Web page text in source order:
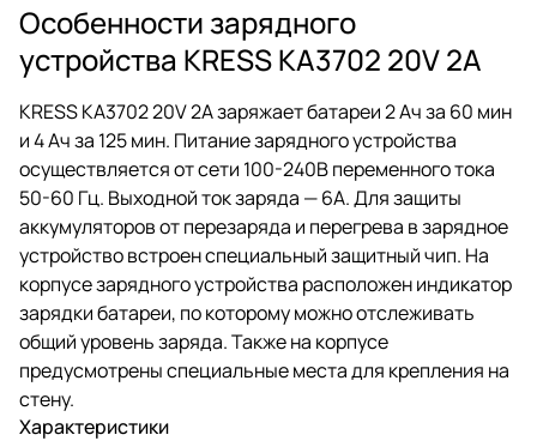
Особенности зарядного
устройства KRESS KA3702 20V 2A
KRESS KA3702 20V 2A заряжает батареи 2 Ач за 60 мин
и 4 Ач за 125 мин. Питание зарядного устройства
осуществляется от сети 100-240В переменного тока
50-60 Гц. Выходной ток заряда — 6А. Для защиты
аккумуляторов от перезаряда и перегрева в зарядное
устройство встроен специальный защитный чип. На
корпусе зарядного устройства расположен индикатор
зарядки батареи, по которому можно отслеживать
общий уровень заряда. Также на корпусе
предусмотрены специальные места для крепления на
стену.
Характеристики